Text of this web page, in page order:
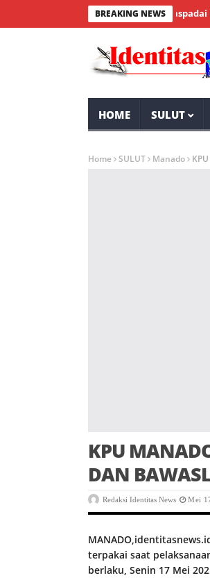
BREAKING NEWS
Masyarakat Desa Tolok Waspadai
HOME SULUT
Home SULUT Manado
KPU
DAN
Redaksi Identitas News Mei
terpakai saat
berlaku, Senin 17 Mei